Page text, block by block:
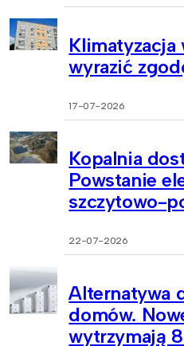
wyrazić
17-07-2026
Kopalnia
Powstanie
szczytowo-
22-07-2026
Alternatywa
domów.
wytrzymają